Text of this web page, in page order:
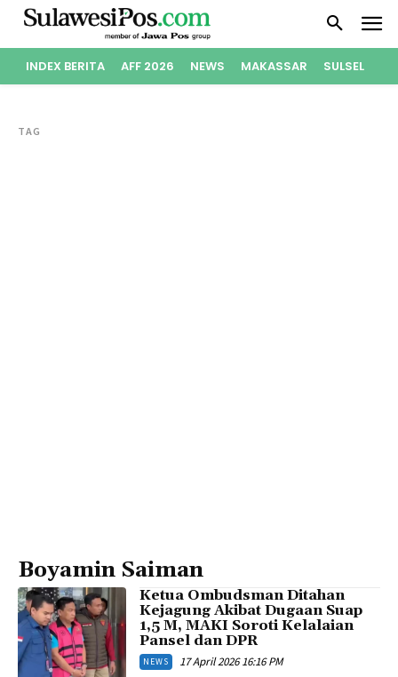
INDEX BERITA AFF 2026 NEWS MAKASSAR SULSEL
TAG
Boyamin Saiman
Ketua Ombudsman Ditahan
Kejagung Akibat Dugaan Suap
1,5 M, MAKI Soroti Kelalaian
Pansel dan DPR
NEWS 17 April 2026 16:16 PM